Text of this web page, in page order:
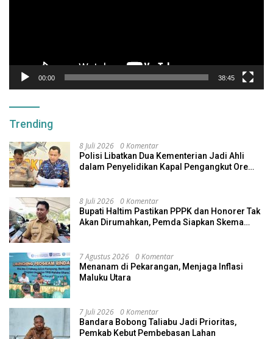
00:00 38:45
Trending
8 Juli 2026 0 Komentar
Polisi Libatkan Dua Kementerian Jadi Ahli
dalam Penyelidikan Kapal Pengangkut Ore
8 Juli 2026 0 Komentar
Bupati Haltim Pastikan PPPK dan Honorer Tak
Akan Dirumahkan, Pemda Siapkan Skema
7 Agustus 2026 0 Komentar
Menanam di Pekarangan, Menjaga Inflasi
Maluku Utara
7 Juli 2026 0 Komentar
Bandara Bobong Taliabu Jadi Prioritas,
Pemkab Kebut Pembebasan Lahan